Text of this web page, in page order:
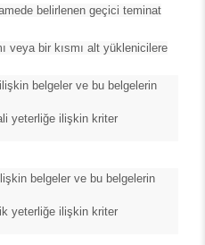
belirlenen geçici teminat
veya bir kısmı alt yüklenicilere
belgeler ve bu belgelerin
yeterliğe ilişkin kriter
belgeler ve bu belgelerin
yeterliğe ilişkin kriter